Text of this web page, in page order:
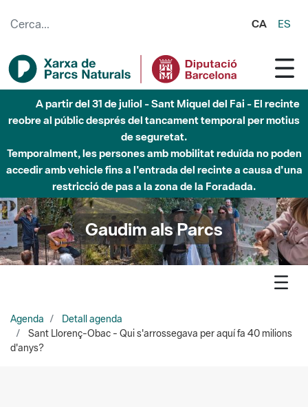
CA ES
Fins al desembre de 2026 - Parc Fluvial Besòs -
Afectacions a la llera del Parc Fluvial del Besòs degut a
obres de construcció d'una passera sobre el riu
Gaudim als Parcs
Agenda
Detall agenda
Sant Llorenç-Obac - Qui s'arrossegava per aquí fa 40 milions